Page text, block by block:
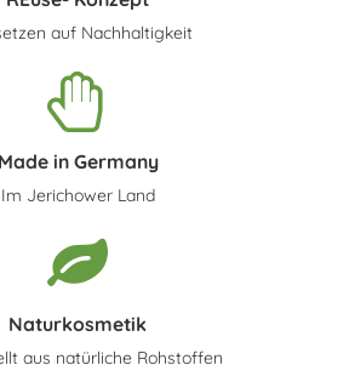
auf Nachhaltigkeit
Made in Germany
Im Jerichower Land
Naturkosmetik
aus natürliche Rohstoffen